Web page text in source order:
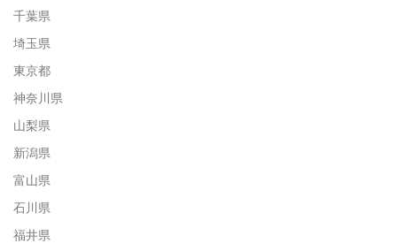
千葉県
埼玉県
東京都
神奈川県
山梨県
新潟県
富山県
石川県
福井県